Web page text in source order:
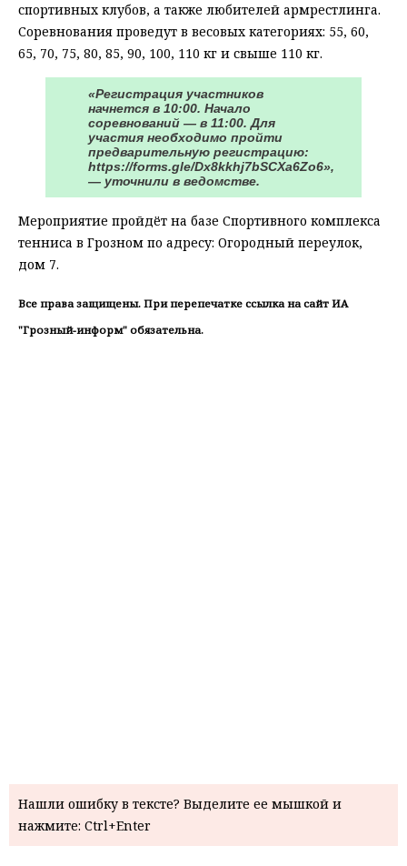
спортивных клубов, а также любителей армрестлинга.
Соревнования проведут в весовых категориях: 55, 60,
65, 70, 75, 80, 85, 90, 100, 110 кг и свыше 110 кг.
«Регистрация участников
начнется в 10:00. Начало
соревнований — в 11:00. Для
участия необходимо пройти
предварительную регистрацию:
https://forms.gle/Dx8kkhj7bSCXa6Zo6»,
— уточнили в ведомстве.
Мероприятие пройдёт на базе Спортивного комплекса
тенниса в Грозном по адресу: Огородный переулок,
дом 7.
Все права защищены. При перепечатке ссылка на сайт ИА
"Грозный-информ" обязательна.
Нашли ошибку в тексте? Выделите ее мышкой и
нажмите: Ctrl+Enter